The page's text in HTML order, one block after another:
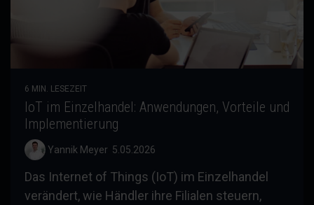
6 MIN. LESEZEIT
IoT im Einzelhandel: Anwendungen, Vorteile und
Implementierung
Yannik Meyer 5.05.2026
Das Internet of Things (IoT) im Einzelhandel
verändert, wie Händler ihre Filialen steuern,